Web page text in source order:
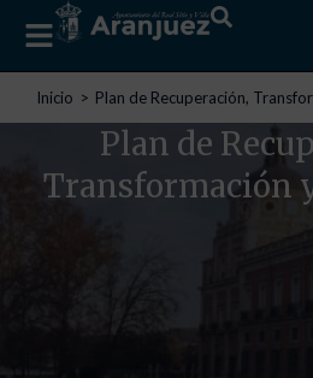
Estás aquí:
Inicio Plan de Recuperación,
Plan de
Transformación